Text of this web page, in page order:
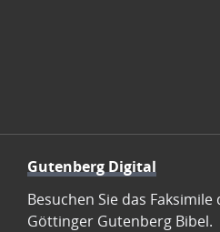
Gutenberg Digital
Besuchen Sie das Faksimile
Göttinger Gutenberg Bibel.